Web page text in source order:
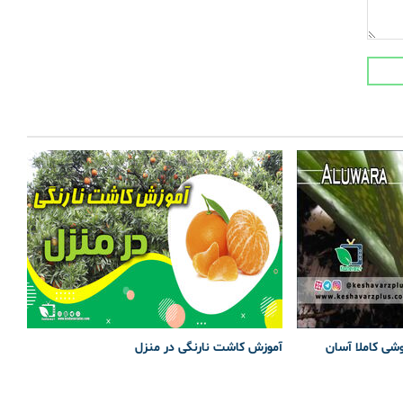
کاملا آسان آموزش کاشت نارنگی در منزل